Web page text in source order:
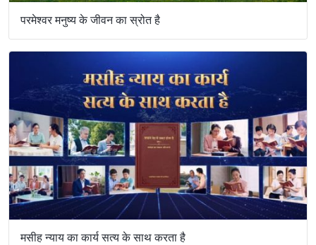
परमेश्वर मनुष्य के जीवन का स्रोत है
मसीह न्याय का कार्य सत्य के साथ करता है